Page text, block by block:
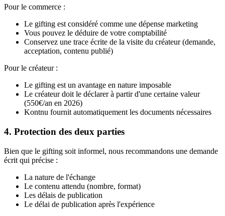
Pour le commerce :
Le gifting est considéré comme une dépense marketing
Vous pouvez le déduire de votre comptabilité
Conservez une trace écrite de la visite du créateur (demande,
acceptation, contenu publié)
Pour le créateur :
Le gifting est un avantage en nature imposable
Le créateur doit le déclarer à partir d'une certaine valeur
(550€/an en 2026)
Kontnu fournit automatiquement les documents nécessaires
4. Protection des deux parties
Bien que le gifting soit informel, nous recommandons une demande
écrit qui précise :
La nature de l'échange
Le contenu attendu (nombre, format)
Les délais de publication
Le délai de publication après l'expérience